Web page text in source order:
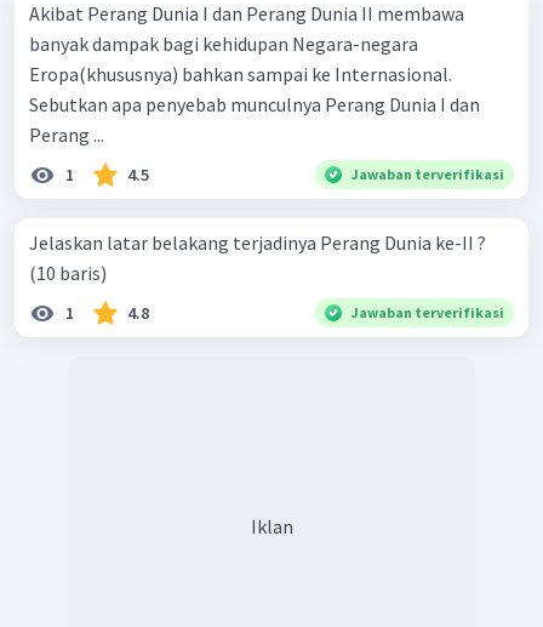
Pearl Harbour.
Akibat Perang Dunia I dan Perang Dunia II membawa
banyak dampak bagi kehidupan Negara-negara
Eropa(khususnya) bahkan sampai ke Internasional.
Sebutkan apa penyebab munculnya Perang Dunia I dan
Perang ...
1 4.5 Jawaban terverifikasi
Jelaskan latar belakang terjadinya Perang Dunia ke-II ?
(10 baris)
1 4.8 Jawaban terverifikasi
Iklan